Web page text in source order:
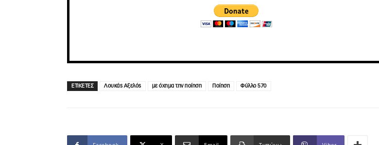
ΕΤΙΚΕΤΕΣ Λουκάς Αξελός με όχημα την ποίηση Ποίηση Φύλλο 570